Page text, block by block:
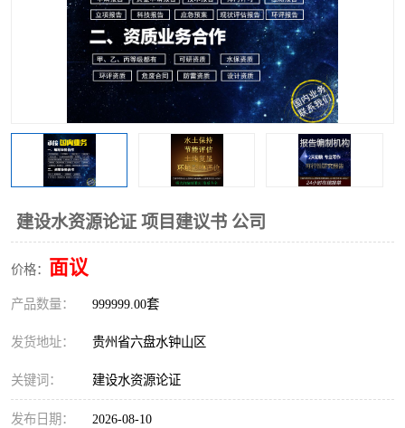
建设水资源论证 项目建议书 公司
价格： 面议
产品数量： 999999.00套
发货地址： 贵州省六盘水钟山区
关键词： 建设水资源论证
发布日期： 2026-08-10